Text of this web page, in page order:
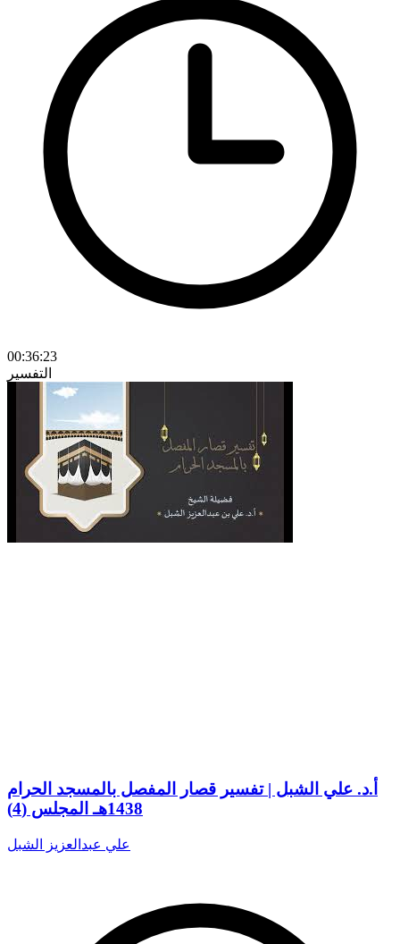
00:36:23
التفسير
أ.د. علي الشبل | تفسير قصار المفصل بالمسجد الحرام
1438هـ المجلس (4)
علي عبدالعزيز الشبل